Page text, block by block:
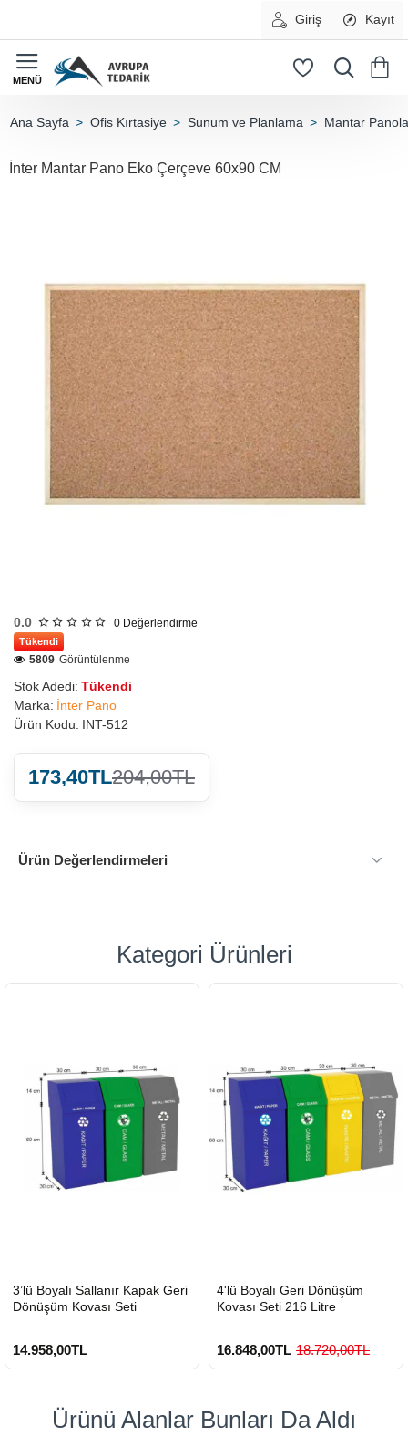
Giriş Kayıt
Ofis Kırtasiye Sunum ve Planlama Mantar
İnter Mantar Pano Eko Çerçeve 60x90 CM
0.0 0 Değerlendirme
Tükendi
Stok Adedi: Tükendi
Marka: İnter Pano
Ürün Kodu: INT-512
5809 Görüntülenme
173,40TL204,00TL
Ürün Değerlendirmeleri
Kategori Ürünleri
GÖNDERİ
3’lü Boyalı Sallanır Kapak Geri
Dönüşüm Kovası Seti
14.958,00TL
GÖNDERİ
4'lü Boyalı Geri Dönüşüm
Kovası Seti 216 Litre
16.848,00TL 18.720,00TL
Ürünü Alanlar Bunları Da Aldı